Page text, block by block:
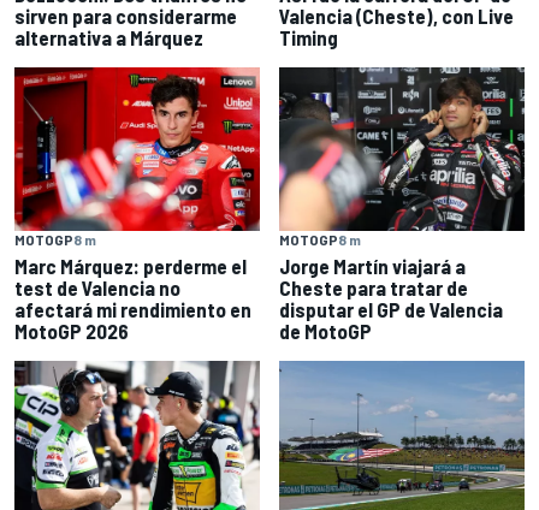
sirven para considerarme
alternativa a Márquez
Valencia (Cheste), con Live
Timing
MOTOGP8 m
Marc Márquez: perderme el
test de Valencia no
afectará mi rendimiento en
MotoGP 2026
MOTOGP8 m
Jorge Martín viajará a
Cheste para tratar de
disputar el GP de Valencia
de MotoGP